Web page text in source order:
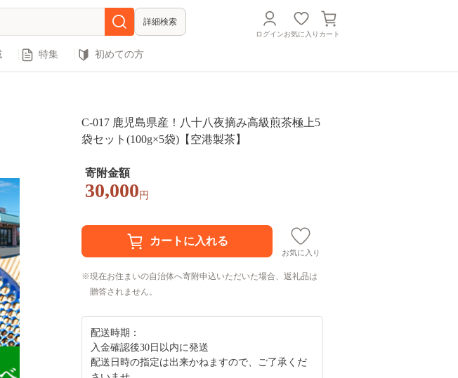
詳細検索
ログインお気に入り カート
特集 初めての方
C-017 鹿児島県産！八十八夜摘み高級煎茶極上5
袋セット(100g×5袋)【空港製茶】
寄附金額
30,000 円
お気に入り
現在お住まいの自治体へ寄附申込いただいた場合、返礼品は
贈答されません。
配送時期：
入金確認後30日以内に発送
配送日時の指定は出来かねますので、ご了承くだ